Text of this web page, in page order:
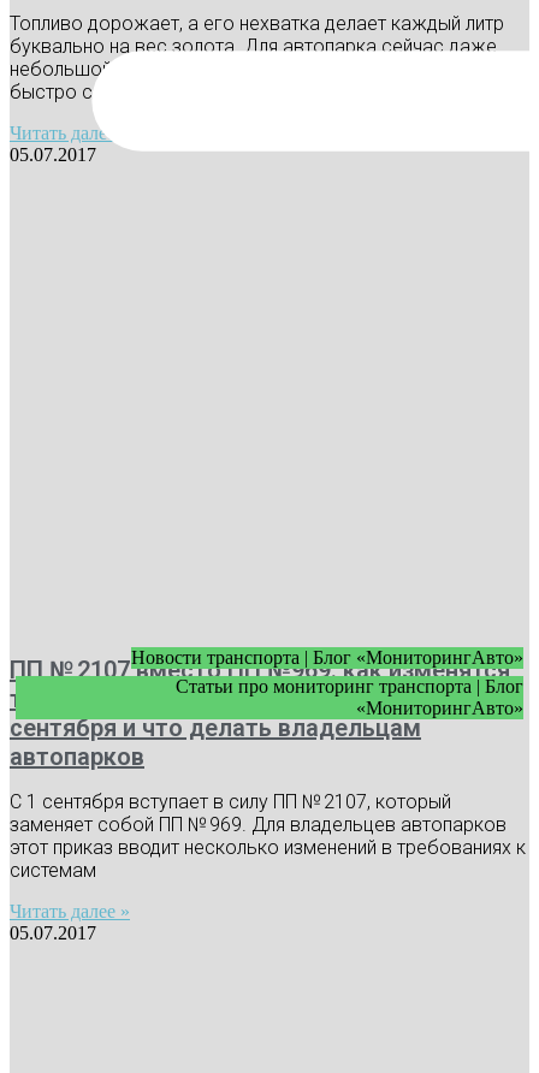
Топливо дорожает, а его нехватка делает каждый литр
буквально на вес золота. Для автопарка сейчас даже
небольшой перерасход — это прямые убытки, которые
быстро складываются
Читать далее »
05.07.2017
Новости транспорта | Блог «МониторингАвто»
Статьи про мониторинг транспорта | Блог
«МониторингАвто»
ПП № 2107 вместо ПП №969: как изменятся
требования к видеонаблюдению с 1
сентября и что делать владельцам
автопарков
С 1 сентября вступает в силу ПП № 2107, который
заменяет собой ПП № 969. Для владельцев автопарков
этот приказ вводит несколько изменений в требованиях к
системам
Читать далее »
05.07.2017